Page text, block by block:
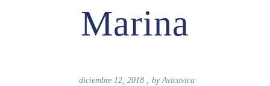
Marina
diciembre 12, 2018 , by Avicavica